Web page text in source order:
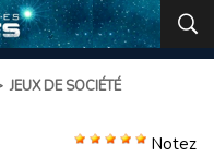
JEUX DE SOCIÉTÉ
Notez